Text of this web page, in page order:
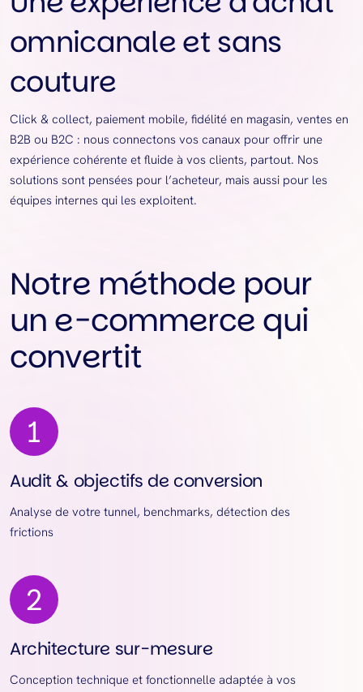
omnicanale et sans
couture
Click & collect, paiement mobile, fidélité en magasin, ventes en
B2B ou B2C : nous connectons vos canaux pour offrir une
expérience cohérente et fluide à vos clients, partout. Nos
solutions sont pensées pour l’acheteur, mais aussi pour les
équipes internes qui les exploitent.
Notre méthode pour
un e-commerce qui
convertit
Audit & objectifs de conversion
Analyse de votre tunnel, benchmarks, détection des
frictions
Architecture sur-mesure
Conception technique et fonctionnelle adaptée à vos